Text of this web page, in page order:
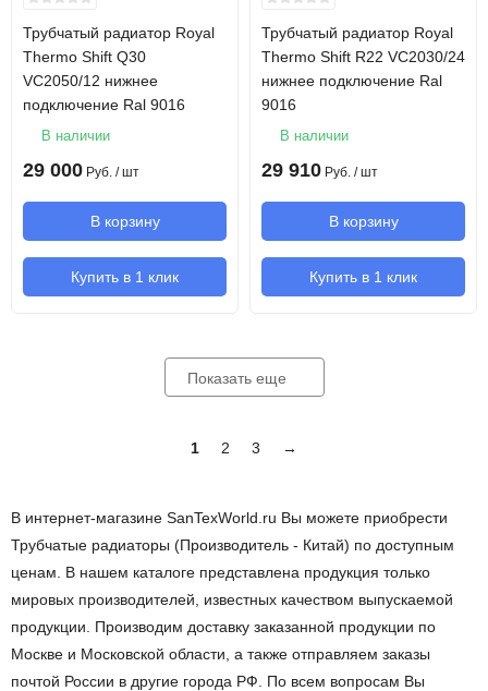
Трубчатый радиатор Royal
Thermo Shift Q30
VC2050/12 нижнее
подключение Ral 9016
В наличии
29 000 Руб. / шт
В корзину
Купить в 1 клик
Трубчатый радиатор Royal
Thermo Shift R22 VC2030/24
нижнее подключение Ral
9016
В наличии
29 910 Руб. / шт
В корзину
Купить в 1 клик
Показать еще
1 2 3 →
В интернет-магазине SanTexWorld.ru Вы можете приобрести
Трубчатые радиаторы (Производитель - Китай) по доступным
ценам. В нашем каталоге представлена продукция только
мировых производителей, известных качеством выпускаемой
продукции. Производим доставку заказанной продукции по
Москве и Московской области, а также отправляем заказы
почтой России в другие города РФ. По всем вопросам Вы